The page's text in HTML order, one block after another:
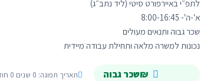
נכונות למשרה מלאה ותחילת עבודה מיידית
₪שכר גבוה תאריך תפוגה: 0 שנים 0 חודשים 28 ימים